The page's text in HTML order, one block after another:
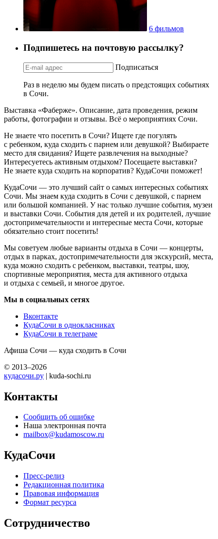
6 фильмов
Подпишетесь на почтовую рассылку?
Подписаться
Раз в неделю мы будем писать о предстоящих событиях
в Сочи.
Выставка «Фаберже». Описание, дата проведения, режим
работы, фотографии и отзывы. Всё о мероприятиях Сочи.
Не знаете что посетить в Сочи? Ищете где погулять
с ребенком, куда сходить с парнем или девушкой? Выбираете
место для свидания? Ищете развлечения на выходные?
Интересуетесь активным отдыхом? Посещаете выставки?
Не знаете куда сходить на корпоратив? КудаСочи поможет!
КудаСочи — это лучший сайт о самых интересных событиях
Сочи. Мы знаем куда сходить в Сочи с девушкой, с парнем
или большой компанией. У нас только лучшие события, музеи
и выставки Сочи. События для детей и их родителей, лучшие
достопримечательности и интересные места Сочи, которые
обязательно стоит посетить!
Мы советуем любые варианты отдыха в Сочи — концерты,
отдых в парках, достопримечательности для экскурсий, места,
куда можно сходить с ребенком, выставки, театры, шоу,
спортивные мероприятия, места для активного отдыха
и отдыха с семьей, и многое другое.
Мы в социальных сетях
Вконтакте
КудаСочи в однокласниках
КудаСочи в телеграме
Афиша Сочи — куда сходить в Сочи
© 2013–2026
кудасочи.ру | kuda-sochi.ru
Контакты
Сообщить об ошибке
Наша электронная почта
mailbox@kudamoscow.ru
КудаСочи
Пресс-релиз
Редакционная политика
Правовая информация
Формат ресурса
Сотрудничество